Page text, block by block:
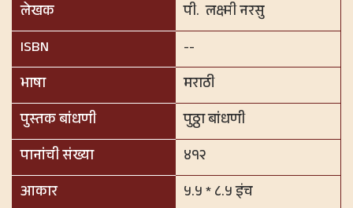
लेखक
पी. लक्ष्मी नरसु
ISBN
--
भाषा
मराठी
पुस्तक बांधणी
पुठ्ठा बांधणी
पानांची संख्या
४१२
आकार
५.५ * ८.५ इंच